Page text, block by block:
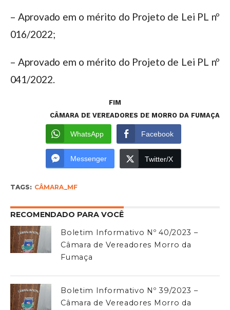
– Aprovado em o mérito do Projeto de Lei PL nº
016/2022;
– Aprovado em o mérito do Projeto de Lei PL nº
041/2022.
FIM
CÂMARA DE VEREADORES DE MORRO DA FUMAÇA
WhatsApp Facebook
Messenger Twitter/X
TAGS: CÂMARA_MF
RECOMENDADO PARA VOCÊ
Boletim Informativo Nº 40/2023 –
Câmara de Vereadores Morro da
Fumaça
Boletim Informativo Nº 39/2023 –
Câmara de Vereadores Morro da